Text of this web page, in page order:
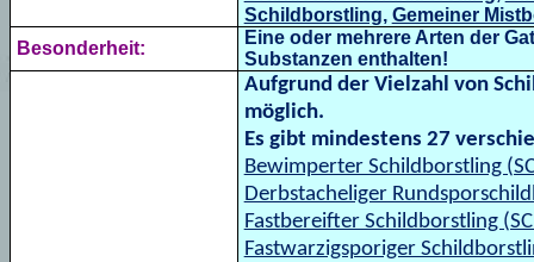
Schildborstling, Gemeiner
Besonderheit:
Eine oder mehrere Arten der
Substanzen enthalten!
Aufgrund der Vielzahl von
möglich.
Es gibt mindestens 27
Bewimperter Schildborstling
Derbstacheliger
Fastbereifter Schildborstling
Fastwarzigsporiger